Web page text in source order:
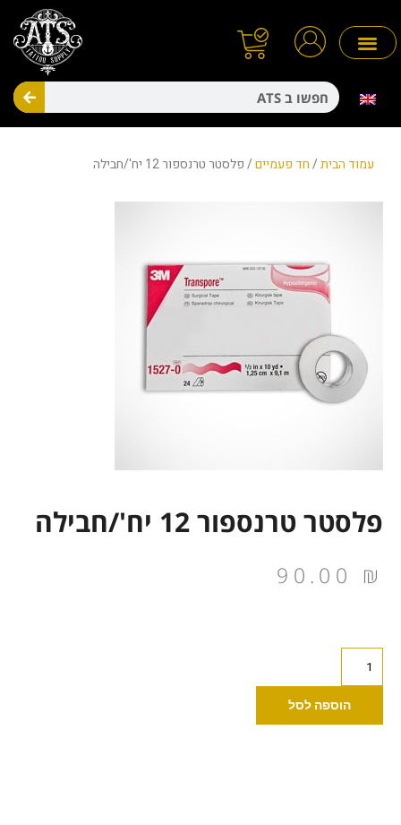
לתוכן
עמוד הבית/חד פעמיים/ פלסטר טרנספור 12 יח'/חבילה
פלסטר טרנספור 12 יח'/חבילה
90.00 ₪
פלסטר
טרנספור
הוספה לסל